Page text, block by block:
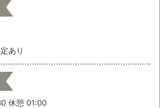
あり
休憩 01:00